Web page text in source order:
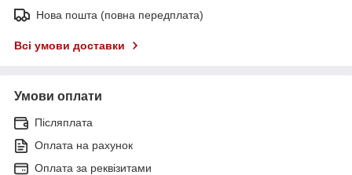
Нова пошта (повна передплата)
Всі умови доставки
Умови оплати
Післяплата
Оплата на рахунок
Оплата за реквізитами